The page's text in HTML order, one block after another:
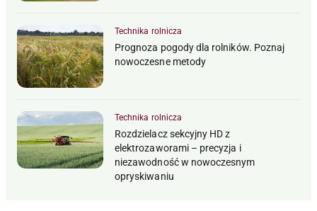
Technika rolnicza
Prognoza pogody dla rolników. Poznaj
nowoczesne metody
Technika rolnicza
Rozdzielacz sekcyjny HD z
elektrozaworami – precyzja i
niezawodność w nowoczesnym
opryskiwaniu